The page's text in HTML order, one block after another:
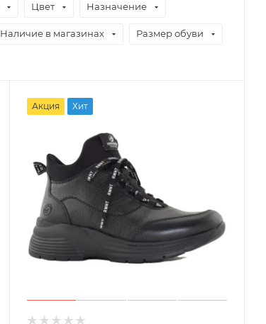
Цвет Назначение
Наличие в магазинах Размер обуви
Акция Хит